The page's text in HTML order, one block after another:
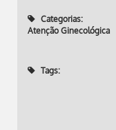
Categorias:
Atenção Ginecológica
Tags: